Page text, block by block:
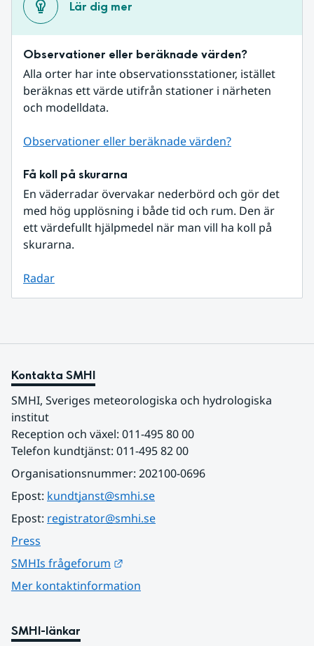
Lär dig mer
Observationer eller beräknade värden?
Alla orter har inte observationsstationer, istället
beräknas ett värde utifrån stationer i närheten
och modelldata.
Observationer eller beräknade värden?
Få koll på skurarna
En väderradar övervakar nederbörd och gör det
med hög upplösning i både tid och rum. Den är
ett värdefullt hjälpmedel när man vill ha koll på
skurarna.
Radar
Kontakta SMHI
SMHI, Sveriges meteorologiska och hydrologiska
institut
Reception och växel: 011-495 80 00
Telefon kundtjänst: 011-495 82 00
Organisationsnummer: 202100-0696
Epost: kundtjanst@smhi.se
Epost: registrator@smhi.se
Press
SMHIs frågeforum
Mer kontaktinformation
SMHI-länkar